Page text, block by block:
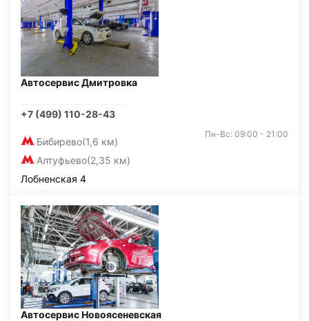
Автосервис Дмитровка
+7 (499) 110-28-43
Бибирево(1,6 км)
Алтуфьево(2,35 км)
Пн-Вс: 09:00 - 21:00
Лобненская 4
Автосервис Новоясеневская